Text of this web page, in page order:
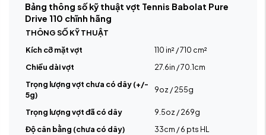
Bảng thông số kỹ thuật vợt Tennis Babolat Pure
Drive 110 chĩnh hãng
THÔNG SỐ KỸ THUẬT
Kích cỡ mặt vợt
110 in² / 710 cm²
Chiều dài vợt
27.6in / 70.1cm
Trọng lượng vợt chưa có dây (+/-
5g)
9oz / 255g
Trọng lượng vợt đã có dây
9.5oz / 269g
Độ cân bằng (chưa có dây)
33cm / 6 pts HL